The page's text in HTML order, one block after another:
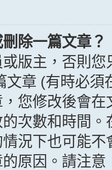
除一篇文章？
或版主，否則
章 (有時必須
您修改後會
次數和時間
況下也可能
原因。請注